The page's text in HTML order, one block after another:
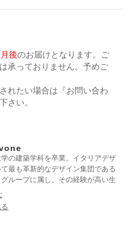
後のお届けとなります。ご
承っておりません。予めご
れたい場合は『お問い合わ
さい。
学の建築学科を卒業。イタリアデザ
最も革新的なデザイン集団である
ループに属し、その経験が高い生